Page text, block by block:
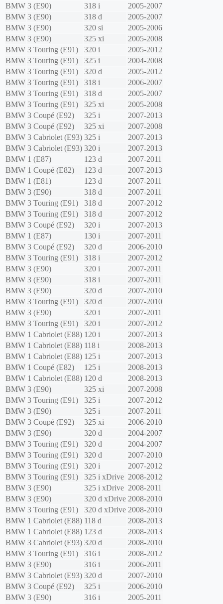
BMW 3 (E90) 318 i
2005-2007
BMW 3 (E90) 318 d
2005-2007
BMW 3 (E90) 320 si
2005-2006
BMW 3 (E90) 325 xi
2005-2008
BMW 3 Touring (E91) 320 i
2005-2012
BMW 3 Touring (E91) 325 i
2004-2008
BMW 3 Touring (E91) 320 d
2005-2012
BMW 3 Touring (E91) 318 i
2006-2007
BMW 3 Touring (E91) 318 d
2005-2007
BMW 3 Touring (E91) 325 xi
2005-2008
BMW 3 Coupé (E92) 325 i
2007-2013
BMW 3 Coupé (E92) 325 xi
2007-2008
BMW 3 Cabriolet (E93) 325 i
2007-2013
BMW 3 Cabriolet (E93) 320 i
2007-2013
BMW 1 (E87) 123 d
2007-2011
BMW 1 Coupé (E82) 123 d
2007-2013
BMW 1 (E81) 123 d
2007-2011
BMW 3 (E90) 318 d
2007-2011
BMW 3 Touring (E91) 318 d
2007-2012
BMW 3 Touring (E91) 318 d
2007-2012
BMW 3 Coupé (E92) 320 i
2007-2013
BMW 1 (E87) 130 i
2007-2011
BMW 3 Coupé (E92) 320 d
2006-2010
BMW 3 Touring (E91) 318 i
2007-2012
BMW 3 (E90) 320 i
2007-2011
BMW 3 (E90) 318 i
2007-2011
BMW 3 (E90) 320 d
2007-2010
BMW 3 Touring (E91) 320 d
2007-2010
BMW 3 (E90) 320 i
2007-2011
BMW 3 Touring (E91) 320 i
2007-2012
BMW 1 Cabriolet (E88) 120 i
2007-2013
BMW 1 Cabriolet (E88) 118 i
2008-2013
BMW 1 Cabriolet (E88) 125 i
2007-2013
BMW 1 Coupé (E82) 125 i
2008-2013
BMW 1 Cabriolet (E88) 120 d
2008-2013
BMW 3 (E90) 325 xi
2007-2008
BMW 3 Touring (E91) 325 i
2007-2012
BMW 3 (E90) 325 i
2007-2011
BMW 3 Coupé (E92) 325 xi
2006-2010
BMW 3 (E90) 320 d
2004-2007
BMW 3 Touring (E91) 320 d
2004-2007
BMW 3 Touring (E91) 320 d
2007-2010
BMW 3 Touring (E91) 320 i
2007-2012
BMW 3 Touring (E91) 325 i xDrive 2008-2012
BMW 3 (E90) 325 i xDrive 2008-2011
BMW 3 (E90) 320 d xDrive 2008-2010
BMW 3 Touring (E91) 320 d xDrive 2008-2010
BMW 1 Cabriolet (E88) 118 d
2008-2013
BMW 1 Cabriolet (E88) 123 d
2008-2013
BMW 3 Cabriolet (E93) 320 d
2008-2010
BMW 3 Touring (E91) 316 i
2008-2012
BMW 3 (E90) 316 i
2006-2011
BMW 3 Cabriolet (E93) 320 d
2007-2010
BMW 3 Coupé (E92) 325 i
2006-2010
BMW 3 (E90) 316 i 2005-2011